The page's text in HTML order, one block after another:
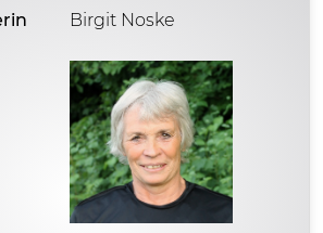
Birgit Noske